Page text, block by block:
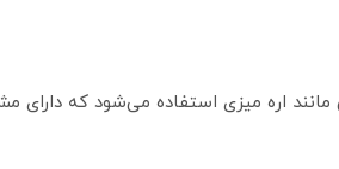
اره میزی استفاده می‌شود که